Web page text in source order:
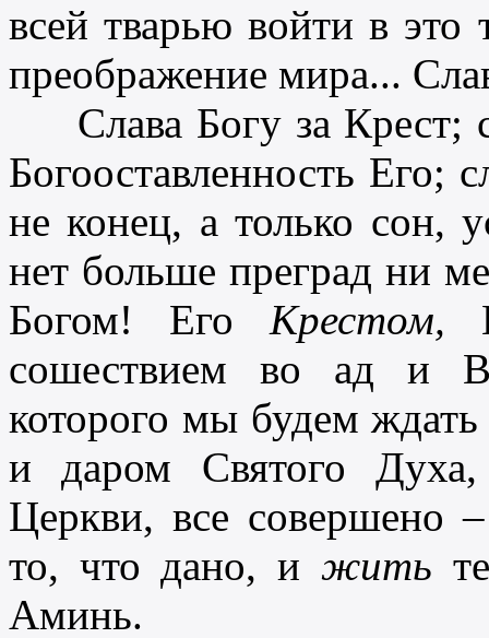
всей тварью войти в это
преображение мира...
Слава Богу за Крест;
Богооставленность Его;
не конец, а только сон,
нет больше преград ни
Богом! Его Крестом,
сошествием во ад и
которого мы будем
и даром Святого
Церкви, все совершено
то, что дано, и жить
Аминь.